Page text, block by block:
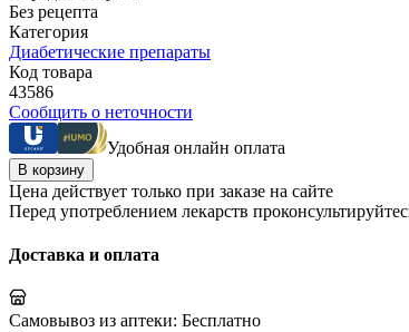
Без рецепта
Категория
Диабетические препараты
Код товара
43586
Сообщить о неточности
Удобная онлайн оплата
В корзину
Цена действует только при заказе на сайте
Перед употреблением лекарств
Доставка и оплата
Самовывоз из аптеки: Бесплатно